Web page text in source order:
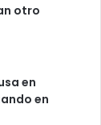
otro
en
en